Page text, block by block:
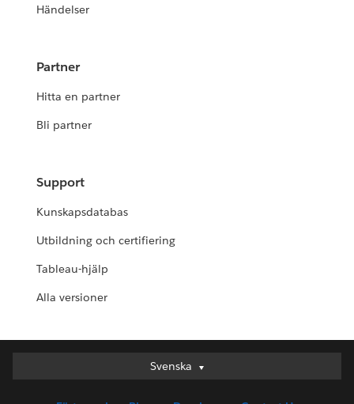
Händelser
Partner
Hitta en partner
Bli partner
Support
Kunskapsdatabas
Utbildning och certifiering
Tableau-hjälp
Alla versioner
Svenska
Svenska